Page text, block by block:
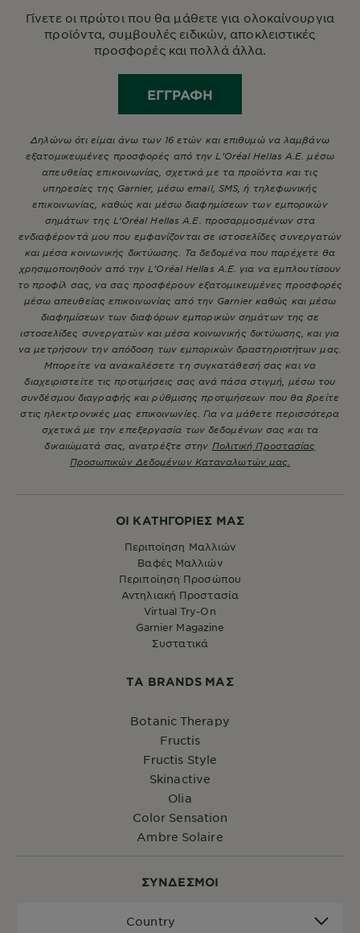
ΣYΝΔΕΣΜΟΙ
Country
ΟΙ ΚΑΤΗΓΟΡΙΕΣ ΜΑΣ
Περιποίηση Μαλλιών
Βαφές Μαλλιών
Περιποίηση Προσώπου
Αντηλιακή Προστασία
Virtual Try-On
Garnier Magazine
Συστατικά
ΤA BRANDS ΜΑΣ
Botanic Therapy
Fructis
Fructis Style
Skinactive
Olia
Color Sensation
Ambre Solaire
Γίνετε οι πρώτοι που θα μάθετε για ολοκαίνουργια
προϊόντα, συμβουλές ειδικών, αποκλειστικές
προσφορές και πολλά άλλα.
ΕΓΓΡΑΦΉ
Δηλώνω ότι είμαι άνω των 16 ετών και επιθυμώ να λαμβάνω
εξατομικευμένες προσφορές από την L’Oréal Hellas A.E. μέσω
απευθείας επικοινωνίας, σχετικά με τα προϊόντα και τις
υπηρεσίες της Garnier, μέσω email, SMS, ή τηλεφωνικής
επικοινωνίας, καθώς και μέσω διαφημίσεων των εμπορικών
σημάτων της L’Oréal Hellas A.E. προσαρμοσμένων στα
ενδιαφέροντά μου που εμφανίζονται σε ιστοσελίδες συνεργατών
και μέσα κοινωνικής δικτύωσης. Τα δεδομένα που παρέχετε θα
χρησιμοποιηθούν από την L’Oréal Hellas A.E. για να εμπλουτίσουν
το προφίλ σας, να σας προσφέρουν εξατομικευμένες προσφορές
μέσω απευθείας επικοινωνίας από την Garnier καθώς και μέσω
διαφημίσεων των διαφόρων εμπορικών σημάτων της σε
ιστοσελίδες συνεργατών και μέσα κοινωνικής δικτύωσης, και για
να μετρήσουν την απόδοση των εμπορικών δραστηριοτήτων μας.
Μπορείτε να ανακαλέσετε τη συγκατάθεσή σας και να
διαχειριστείτε τις προτιμήσεις σας ανά πάσα στιγμή, μέσω του
συνδέσμου διαγραφής και ρύθμισης προτιμήσεων που θα βρείτε
στις ηλεκτρονικές μας επικοινωνίες. Για να μάθετε περισσότερα
σχετικά με την επεξεργασία των δεδομένων σας και τα
δικαιώματά σας, ανατρέξτε στην Πολιτική Προστασίας
Προσωπικών Δεδομένων Καταναλωτών μας.